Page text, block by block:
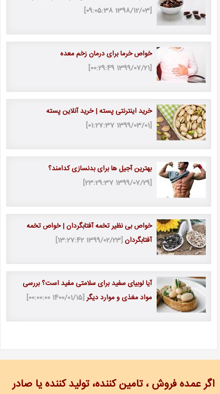
[1398/12/03 09:05:38]
خواص خرما برای درمان زخم معده
[1399/07/21 00:29:49]
خرید اینترنتی پسته | خرید آنلاین پسته
[1399/03/01 01:27:37]
بهترین آجیل ها برای بدنسازی کدامند؟
[1399/07/29 23:29:37]
خواص بی نظیر تخمه آفتابگردان | خواص تخمه
آفتابگردان[1399/02/23 13:27:42]
آیا لوبیای سفید برای سلامتی مفید است؟ بررسی
مواد مغذی و موارد دیگر[1400/01/15 00:00:00]
اگر عمده فروش ، تامین کننده، تولید کننده یا صادر